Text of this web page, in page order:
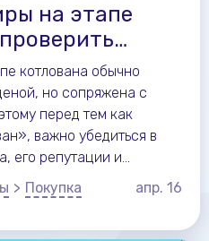
на этапе
котлована обычно
но сопряжена с
перед тем как
важно убедиться в
его репутации и
> Покупка апр. 16